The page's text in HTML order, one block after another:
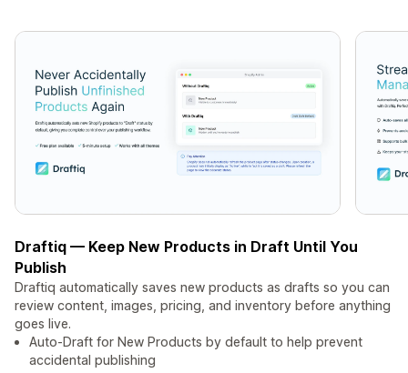
Draftiq — Keep New Products in Draft Until You
Publish
Draftiq automatically saves new products as drafts so you can
review content, images, pricing, and inventory before anything
goes live.
Auto-Draft for New Products by default to help prevent
accidental publishing